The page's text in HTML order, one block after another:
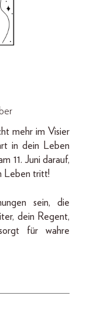
mehr im Visier
in dein Leben
11. Juni darauf,
Leben tritt!
sein, die
dein Regent,
für wahre